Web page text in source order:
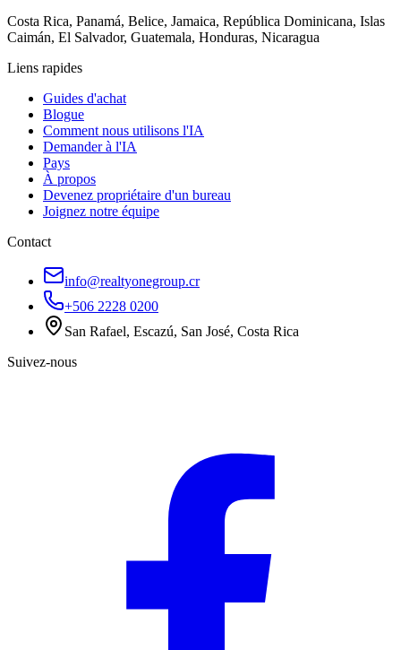
Costa Rica, Panamá, Belice, Jamaica, República Dominicana, Islas
Caimán, El Salvador, Guatemala, Honduras, Nicaragua
Liens rapides
Guides d'achat
Blogue
Comment nous utilisons l'IA
Demander à l'IA
Pays
À propos
Devenez propriétaire d'un bureau
Joignez notre équipe
Contact
info@realtyonegroup.cr
+506 2228 0200
San Rafael, Escazú, San José, Costa Rica
Suivez-nous